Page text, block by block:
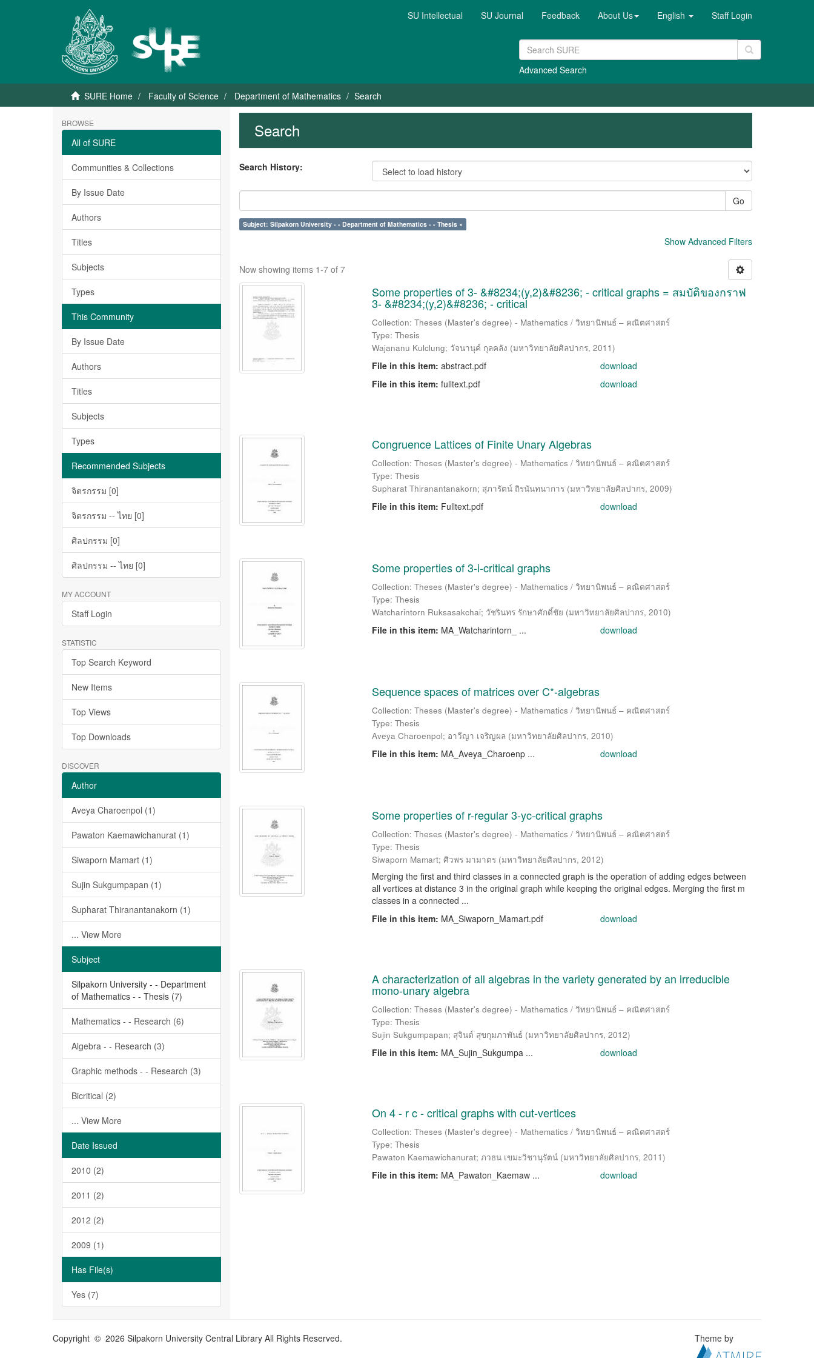
SU Intellectual SU Journal Feedback About Us English Staff Login
Advanced Search
SURE Home Faculty of Science Department of Mathematics Search
BROWSE
All of SURE
Communities & Collections
By Issue Date
Authors
Titles
Subjects
Types
This Community
By Issue Date
Authors
Titles
Subjects
Types
Recommended Subjects
จิตรกรรม [0]
จิตรกรรม -- ไทย [0]
ศิลปกรรม [0]
ศิลปกรรม -- ไทย [0]
MY ACCOUNT
Staff Login
STATISTIC
Top Search Keyword
New Items
Top Views
Top Downloads
DISCOVER
Author
Aveya Charoenpol (1)
Pawaton Kaemawichanurat (1)
Siwaporn Mamart (1)
Sujin Sukgumpapan (1)
Supharat Thiranantanakorn (1)
... View More
Subject
Silpakorn University - - Department
of Mathematics - - Thesis (7)
Mathematics - - Research (6)
Algebra - - Research (3)
Graphic methods - - Research (3)
Bicritical (2)
... View More
Date Issued
2010 (2)
2011 (2)
2012 (2)
2009 (1)
Has File(s)
Yes (7)
Search
Search History:
Go
Subject: Silpakorn University - - Department of Mathematics - - Thesis ×
Show Advanced Filters
Now showing items 1-7 of 7
Some properties of 3- &#8234;(y,2)&#8236; - critical graphs = สมบัติของกราฟ
3- &#8234;(y,2)&#8236; - critical
Collection: Theses (Master's degree) - Mathematics / วิทยานิพนธ์ – คณิตศาสตร์
Type: Thesis
Wajananu Kulclung; วัจนานุค์ กุลคลัง (มหาวิทยาลัยศิลปากร, 2011)
File in this item: abstract.pdf
download
File in this item: fulltext.pdf download
Congruence Lattices of Finite Unary Algebras
Collection: Theses (Master's degree) - Mathematics / วิทยานิพนธ์ – คณิตศาสตร์
Type: Thesis
Supharat Thiranantanakorn; สุภารัตน์ ถิรนันทนาการ (มหาวิทยาลัยศิลปากร, 2009)
File in this item: Fulltext.pdf download
Some properties of 3-i-critical graphs
Collection: Theses (Master's degree) - Mathematics / วิทยานิพนธ์ – คณิตศาสตร์
Type: Thesis
Watcharintorn Ruksasakchai; วัชรินทร รักษาศักดิ์ชัย (มหาวิทยาลัยศิลปากร, 2010)
File in this item: MA_Watcharintorn_ ... download
Sequence spaces of matrices over C*-algebras
Collection: Theses (Master's degree) - Mathematics / วิทยานิพนธ์ – คณิตศาสตร์
Type: Thesis
Aveya Charoenpol; อาวีญา เจริญผล (มหาวิทยาลัยศิลปากร, 2010)
File in this item: MA_Aveya_Charoenp ... download
Some properties of r-regular 3-yc-critical graphs
Collection: Theses (Master's degree) - Mathematics / วิทยานิพนธ์ – คณิตศาสตร์
Type: Thesis
Siwaporn Mamart; ศิวพร มามาตร (มหาวิทยาลัยศิลปากร, 2012)
Merging the first and third classes in a connected graph is the operation of adding edges between
all vertices at distance 3 in the original graph while keeping the original edges. Merging the first m
classes in a connected ...
File in this item: MA_Siwaporn_Mamart.pdf download
A characterization of all algebras in the variety generated by an irreducible
mono-unary algebra
Collection: Theses (Master's degree) - Mathematics / วิทยานิพนธ์ – คณิตศาสตร์
Type: Thesis
Sujin Sukgumpapan; สุจินต์ สุขกุมภาพันธ์ (มหาวิทยาลัยศิลปากร, 2012)
File in this item: MA_Sujin_Sukgumpa ... download
On 4 - r c - critical graphs with cut-vertices
Collection: Theses (Master's degree) - Mathematics / วิทยานิพนธ์ – คณิตศาสตร์
Type: Thesis
Pawaton Kaemawichanurat; ภวธน เขมะวิชานุรัตน์ (มหาวิทยาลัยศิลปากร, 2011)
File in this item: MA_Pawaton_Kaemaw ... download
Copyright © 2026 Silpakorn University Central Library All Rights Reserved. Theme by